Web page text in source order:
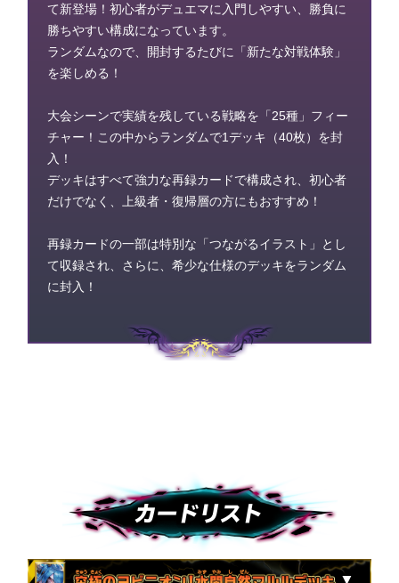
て新登場！初心者がデュエマに入門しやすい、勝負に
勝ちやすい構成になっています。
ランダムなので、開封するたびに「新たな対戦体験」
を楽しめる！
大会シーンで実績を残している戦略を「25種」フィー
チャー！この中からランダムで1デッキ（40枚）を封
入！
デッキはすべて強力な再録カードで構成され、初心者
だけでなく、上級者・復帰層の方にもおすすめ！
再録カードの一部は特別な「つながるイラスト」とし
て収録され、さらに、希少な仕様のデッキをランダム
に封入！
カードリスト